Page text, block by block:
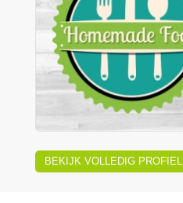
BEKIJK VOLLEDIG PROFIEL